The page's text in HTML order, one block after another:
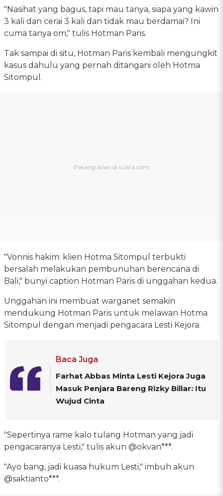
"Nasihat yang bagus, tapi mau tanya, siapa yang kawin
3 kali dan cerai 3 kali dan tidak mau berdamai? Ini
cuma tanya om," tulis Hotman Paris.
Tak sampai di situ, Hotman Paris kembali mengungkit
kasus dahulu yang pernah ditangani oleh Hotma
Sitompul.
"Vonnis hakim: klien Hotma Sitompul terbukti
bersalah melakukan pembunuhan berencana di
Bali," bunyi caption Hotman Paris di unggahan kedua.
Unggahan ini membuat warganet semakin
mendukung Hotman Paris untuk melawan Hotma
Sitompul dengan menjadi pengacara Lesti Kejora.
Baca Juga
Farhat Abbas Minta Lesti Kejora Juga
Masuk Penjara Bareng Rizky Billar: Itu
Wujud Cinta
"Sepertinya rame kalo tulang Hotman yang jadi
pengacaranya Lesti," tulis akun @okvan***.
"Ayo bang, jadi kuasa hukum Lesti," imbuh akun
@saktianto***.